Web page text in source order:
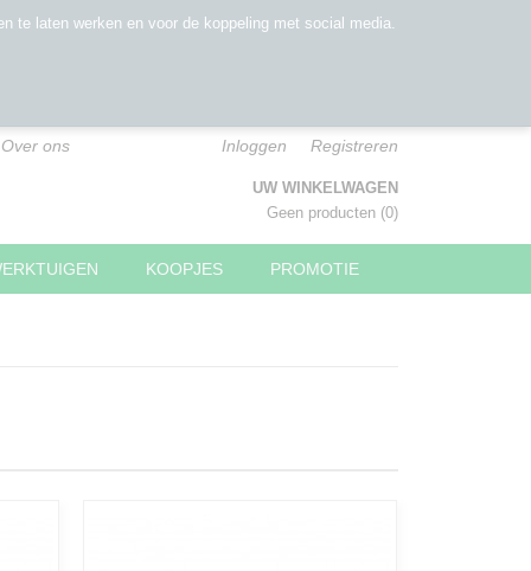
Over ons Inloggen Registreren
UW WINKELWAGEN
Geen producten (0)
KOOPJES PROMOTIE
te laten werken en voor de koppeling met social media.